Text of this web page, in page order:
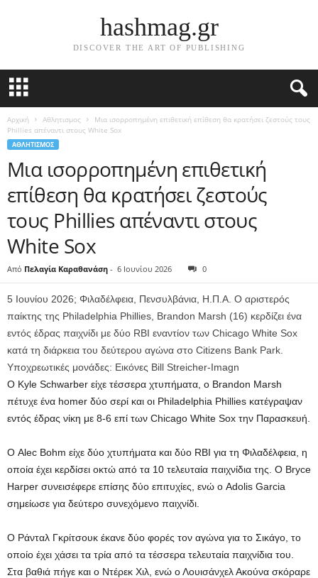
hashmag.gr
DISCOVER THE ART OF PUBLISHING
Αρχική Αθλητισμος
Μια ισορροπημένη επιθετική επίθεση θα κρατήσει ζεστούς τους
Phillies απέναντι στους White Sox
ΑΘΛΗΤΙΣΜΟΣ
Μια ισορροπημένη επιθετική
επίθεση θα κρατήσει ζεστούς
τους Phillies απέναντι στους
White Sox
Από Πελαγία Καραθανάση - 6 Ιουνίου 2026 0
5 Ιουνίου 2026; Φιλαδέλφεια, Πενσυλβάνια, Η.Π.Α. Ο αριστερός
παίκτης της Philadelphia Phillies, Brandon Marsh (16) κερδίζει ένα
εντός έδρας παιχνίδι με δύο RBI εναντίον των Chicago White Sox
κατά τη διάρκεια του δεύτερου αγώνα στο Citizens Bank Park.
Υποχρεωτικές μονάδες: Εικόνες Bill Streicher-Imagn
Ο Kyle Schwarber είχε τέσσερα χτυπήματα, ο Brandon Marsh
πέτυχε ένα homer δύο σερί και οι Philadelphia Phillies κατέγραψαν
εντός έδρας νίκη με 8-6 επί των Chicago White Sox την Παρασκευή.
Ο Alec Bohm είχε δύο χτυπήματα και δύο RBI για τη Φιλαδέλφεια, η
οποία έχει κερδίσει οκτώ από τα 10 τελευταία παιχνίδια της. Ο Bryce
Harper συνεισέφερε επίσης δύο επιτυχίες, ενώ ο Adolis Garcia
σημείωσε για δεύτερο συνεχόμενο παιχνίδι.
Ο Ράνταλ Γκρίτσουκ έκανε δύο φορές τον αγώνα για το Σικάγο, το
οποίο έχει χάσει τα τρία από τα τέσσερα τελευταία παιχνίδια του.
Στα βαθιά πήγε και ο Ντέρεκ Χιλ, ενώ ο Λουισάνχελ Ακούνα σκόραρε